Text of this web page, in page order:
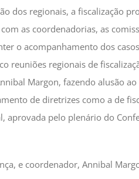
dos regionais, a fiscalização
as coordenadorias, as
o acompanhamento dos
reuniões regionais de
Margon, fazendo alusão
de diretrizes como a de
aprovada pelo plenário do
e coordenador, Annibal